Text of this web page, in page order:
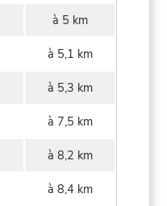
à 5 km
à 5,1 km
à 5,3 km
à 7,5 km
à 8,2 km
à 8,4 km